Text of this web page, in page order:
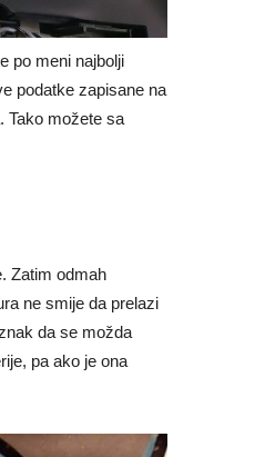
po meni najbolji
podatke zapisane na
Tako možete sa
Zatim odmah
ne smije da prelazi
da se možda
pa ako je ona